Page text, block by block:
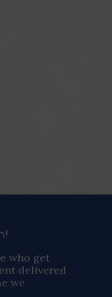
who get
delivered
we